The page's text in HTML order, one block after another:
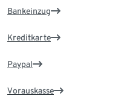
Bankeinzug
Kreditkarte
Paypal
Vorauskasse